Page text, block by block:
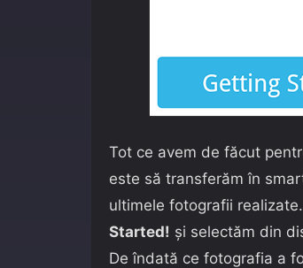
Tot ce avem de făcut
este să transferăm în
ultimele fotografii
Started! și selectăm din
De îndată ce fotografia a